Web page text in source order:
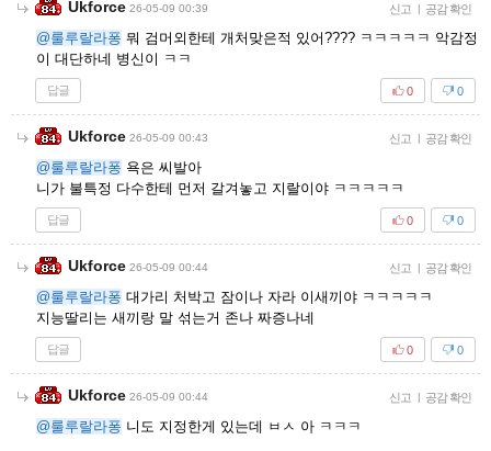
Ukforce 26-05-09 00:39 신고 | 공감 확인
@룰루랄라퐁 뭐 검머외한테 개처맞은적 있어???? ㅋㅋㅋㅋㅋ 악감정
이 대단하네 병신이 ㅋㅋ
답글 0
0
Ukforce 26-05-09 00:43 신고 | 공감 확인
@룰루랄라퐁 욕은 씨발아
니가 불특정 다수한테 먼저 갈겨놓고 지랄이야 ㅋㅋㅋㅋㅋ
답글 0
0
Ukforce 26-05-09 00:44 신고 | 공감 확인
@룰루랄라퐁 대가리 처박고 잠이나 자라 이새끼야 ㅋㅋㅋㅋㅋ
지능딸리는 새끼랑 말 섞는거 존나 짜증나네
답글 0
0
Ukforce 26-05-09 00:44 신고 | 공감 확인
@룰루랄라퐁 니도 지정한게 있는데 ㅂㅅ 아 ㅋㅋㅋ